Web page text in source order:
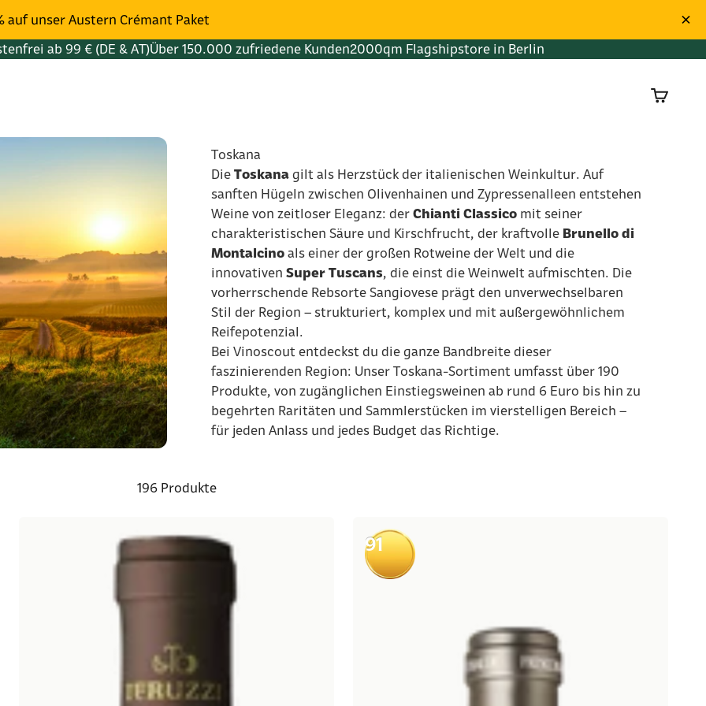
auf unser Austern Crémant Paket
ab 99 € (DE & AT)Über 150.000 zufriedene Kunden2000qm Flagshipstore in Berlin
Toskana
Die Toskana gilt als Herzstück der italienischen Weinkultur. Auf
sanften Hügeln zwischen Olivenhainen und Zypressenalleen entstehen
Weine von zeitloser Eleganz: der Chianti Classico mit seiner
charakteristischen Säure und Kirschfrucht, der kraftvolle Brunello di
Montalcino als einer der großen Rotweine der Welt und die
innovativen Super Tuscans, die einst die Weinwelt aufmischten. Die
vorherrschende Rebsorte Sangiovese prägt den unverwechselbaren
Stil der Region – strukturiert, komplex und mit außergewöhnlichem
Reifepotenzial.
Bei Vinoscout entdeckst du die ganze Bandbreite dieser
faszinierenden Region: Unser Toskana-Sortiment umfasst über 190
Produkte, von zugänglichen Einstiegsweinen ab rund 6 Euro bis hin zu
begehrten Raritäten und Sammlerstücken im vierstelligen Bereich –
für jeden Anlass und jedes Budget das Richtige.
196 Produkte
91